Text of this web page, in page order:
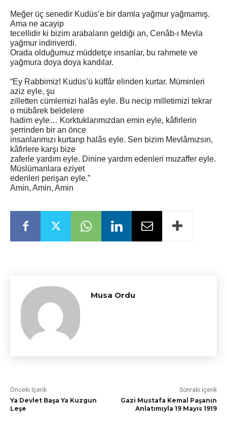
Meğer üç senedir Kudüs’e bir damla yağmur yağmamış.
Ama ne acayip
tecellidir ki bizim arabaların geldiği an, Cenâb-ı Mevla
yağmur indiriverdi.
Orada olduğumuz müddetçe insanlar, bu rahmete ve
yağmura doya doya kandılar.
“Ey Rabbimiz! Kudüs’ü küffâr elinden kurtar. Müminleri
aziz eyle, şu
zilletten cümlemizi halâs eyle. Bu necip milletimizi tekrar
o mübârek beldelere
hadim eyle… Korktuklarımızdan emin eyle, kâfirlerin
şerrinden bir an önce
insanlarımızı kurtarıp halâs eyle. Sen bizim Mevlâmızsın,
kâfirlere karşı bize
zaferle yardım eyle. Dinine yardım edenleri muzaffer eyle.
Müslümanlara eziyet
edenleri perişan eyle.”
Amin, Amin, Amin
Musa Ordu
Önceki İçerik
Ya Devlet Başa Ya Kuzgun
Leşe
Sonraki İçerik
Gazi Mustafa Kemal Paşanın
Anlatımıyla 19 Mayıs 1919